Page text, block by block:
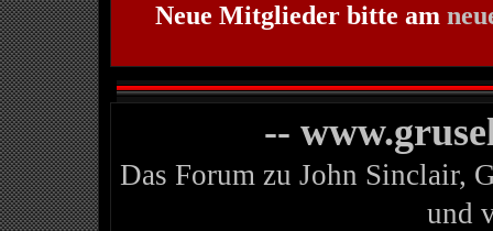
Neue Mitglieder bitte am
--
Das Forum zu John Sinclair,
und